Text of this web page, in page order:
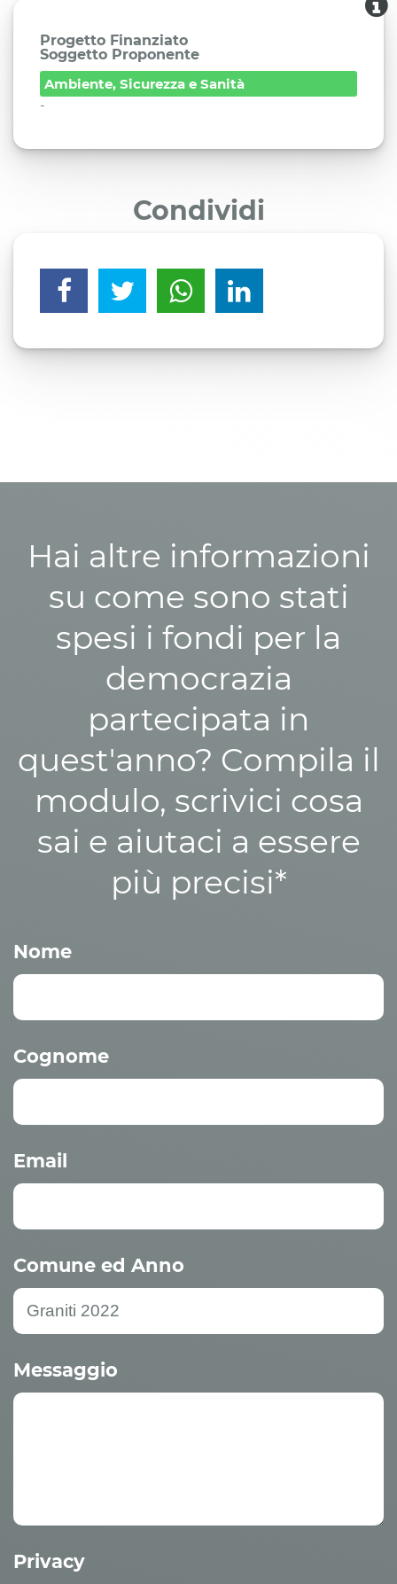
Progetto Finanziato
Soggetto Proponente
Ambiente, Sicurezza e Sanità
-
Condividi
Hai altre informazioni
su come sono stati
spesi i fondi per la
democrazia
partecipata in
quest'anno? Compila il
modulo, scrivici cosa
sai e aiutaci a essere
più precisi*
Nome
Cognome
Email
Comune ed Anno
Messaggio
Privacy